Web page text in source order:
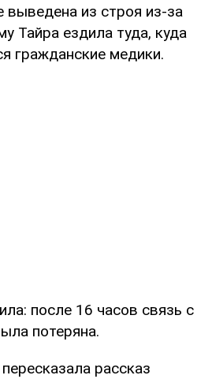
выведена из строя из-за
Тайра ездила туда, куда
гражданские медики.
после 16 часов связь с
потеряна.
рассказ